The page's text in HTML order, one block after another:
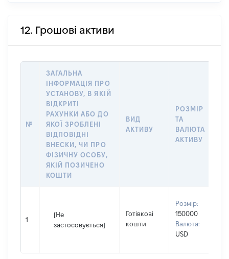
12. Грошові активи
№
ЗАГАЛЬНА
ІНФОРМАЦІЯ ПРО
УСТАНОВУ, В ЯКІЙ
ВІДКРИТІ
РАХУНКИ АБО ДО
ЯКОЇ ЗРОБЛЕНІ
ВІДПОВІДНІ
ВНЕСКИ, ЧИ ПРО
ФІЗИЧНУ ОСОБУ,
ЯКІЙ ПОЗИЧЕНО
КОШТИ
ВИД
АКТИВУ
РОЗМІР
ТА
ВАЛЮТА
АКТИВУ
1
[Не
застосовується]
Готівкові
кошти
Розмір:
150000
Валюта:
USD